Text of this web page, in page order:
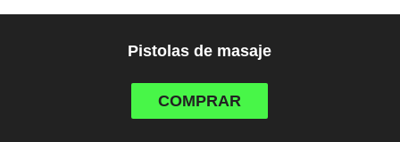
Pistolas de masaje
COMPRAR